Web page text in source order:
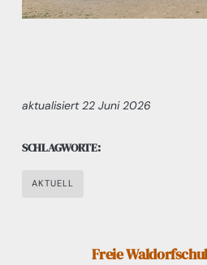
aktualisiert22 Juni 2026
SCHLAGWORTE:
AKTUELL
Freie